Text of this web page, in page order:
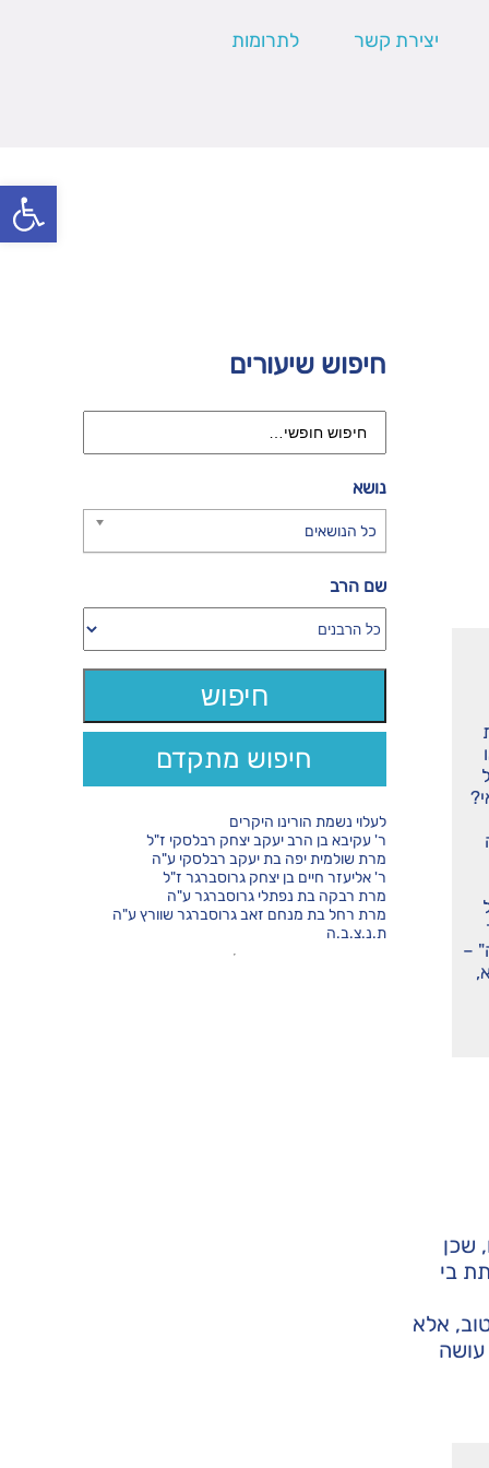
פתח
יצירת קשר לתרומות
–
שכן
בי
אלא
עושה
חיפוש שיעורים
נושא
כל הנושאים
שם הרב
חיפוש מתקדם
לעלוי נשמת הורינו היקרים
ר' עקיבא בן הרב יעקב יצחק רבלסקי ז"ל
מרת שולמית יפה בת יעקב רבלסקי ע"ה
ר' אליעזר חיים בן יצחק גרוסברגר ז"ל
מרת רבקה בת נפתלי גרוסברגר ע"ה
מרת רחל בת מנחם זאב גרוסברגר שוורץ ע"ה
ת.נ.צ.ב.ה